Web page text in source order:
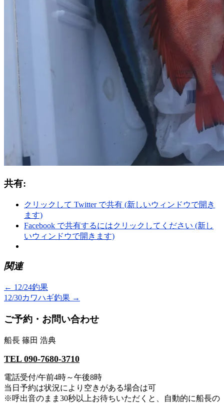
共有:
クリックして Twitter で共有 (新しいウィンドウで開き
ます)
Facebook で共有するにはクリックしてください (新し
いウィンドウで開きます)
関連
← 12/24釣果
12/30カワハギ釣果 →
ご予約・お問い合わせ
船長 篠田 浩典
TEL 090-7680-3710
電話受付/午前4時～午後8時
当日予約は状況により空きがある場合は可
※呼出音のまま30秒以上お待ちいただくと、自動的に船長の